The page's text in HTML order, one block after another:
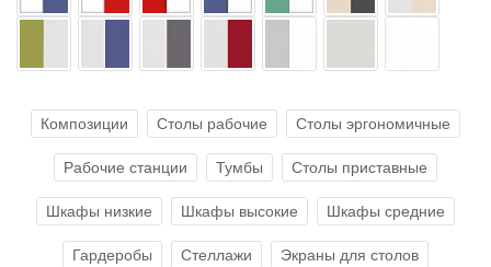
Композиции Столы рабочие Столы эргономичные
Рабочие станции Тумбы Столы приставные
Шкафы низкие Шкафы высокие Шкафы средние
Гардеробы Стеллажи Экраны для столов